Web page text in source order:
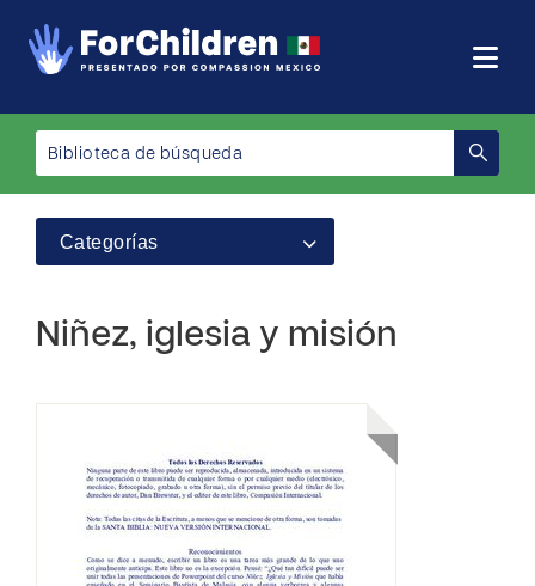
Categorías
Niñez, iglesia y misión